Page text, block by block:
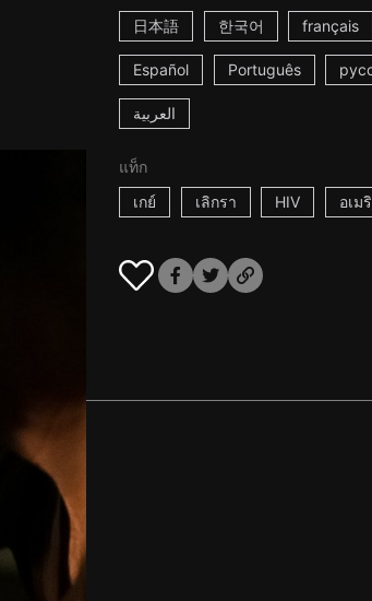
日本語 한국어 français
Español Português
العربية
แท็ก
เกย์
เลิกรา HIV อเม